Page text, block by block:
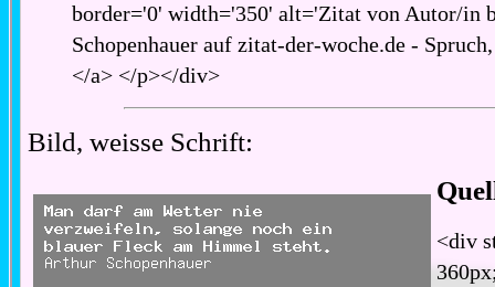
border='0' width='350' alt='Zitat von Autor/in
Schopenhauer auf zitat-der-woche.de -
</a> </p></div>
Bild, weisse Schrift:
<div